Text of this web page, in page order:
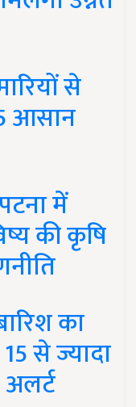
से
आसान
में
की कृषि
का
से ज्यादा